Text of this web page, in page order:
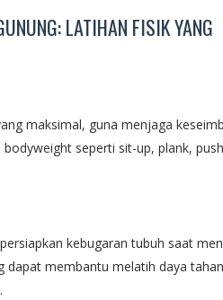
LATIHAN FISIK YANG
maksimal, guna menjaga
seperti sit-up, plank,
kebugaran tubuh saat
dapat membantu melatih daya